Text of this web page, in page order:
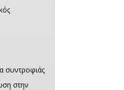
συντροφιάς
στην